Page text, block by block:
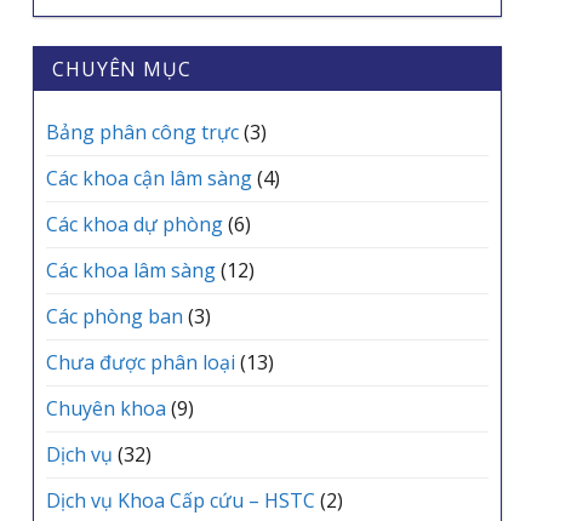
KHỎE
GIA
CÁC
TRẮNG”
THẦM
tâm
CHUYÊN MỤC
Bảng phân công trực(3)
Các khoa cận lâm sàng(4)
Các khoa dự phòng(6)
Các khoa lâm sàng(12)
Các phòng ban (3)
Chưa được phân loại (13)
Chuyên khoa (9)
Dịch vụ (32)
Dịch vụ Khoa Cấp cứu – HSTC (2)